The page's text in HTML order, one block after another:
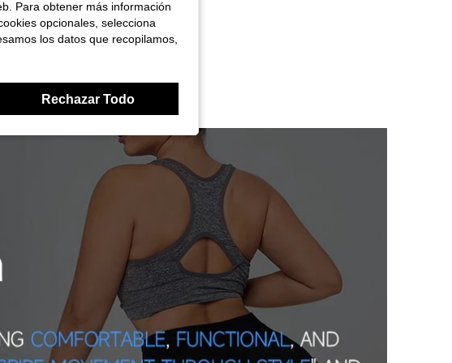
Para obtener más información
opcionales, selecciona
los datos que recopilamos,
Rechazar Todo